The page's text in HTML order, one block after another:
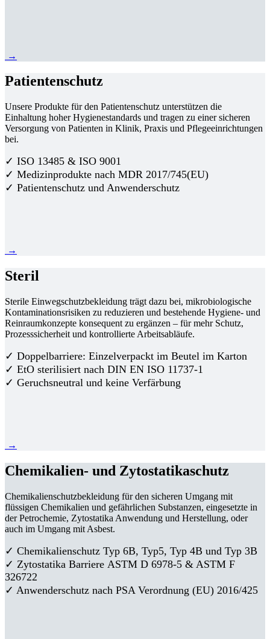
→
Patientenschutz
Unsere Produkte für den Patientenschutz unterstützen die
Einhaltung hoher Hygienestandards und tragen zu einer sicheren
Versorgung von Patienten in Klinik, Praxis und Pflegeeinrichtungen
bei.
✓ ISO 13485 & ISO 9001
✓ Medizinprodukte nach MDR 2017/745(EU)
✓ Patientenschutz und Anwenderschutz
→
Steril
Sterile Einwegschutzbekleidung trägt dazu bei, mikrobiologische
Kontaminationsrisiken zu reduzieren und bestehende Hygiene- und
Reinraumkonzepte konsequent zu ergänzen – für mehr Schutz,
Prozesssicherheit und kontrollierte Arbeitsabläufe.
✓ Doppelbarriere: Einzelverpackt im Beutel im Karton
✓ EtO sterilisiert nach DIN EN ISO 11737-1
✓ Geruchsneutral und keine Verfärbung
→
Chemikalien- und Zytostatikaschutz
Chemikalienschutzbekleidung für den sicheren Umgang mit
flüssigen Chemikalien und gefährlichen Substanzen, eingesetzte in
der Petrochemie, Zytostatika Anwendung und Herstellung, oder
auch im Umgang mit Asbest.
✓ Chemikalienschutz Typ 6B, Typ5, Typ 4B und Typ 3B
✓ Zytostatika Barriere ASTM D 6978-5 & ASTM F
326722
✓ Anwenderschutz nach PSA Verordnung (EU) 2016/425